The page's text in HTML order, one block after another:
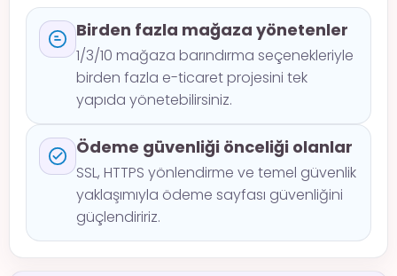
Birden fazla mağaza yönetenler
1/3/10 mağaza barındırma seçenekleriyle
birden fazla e-ticaret projesini tek
yapıda yönetebilirsiniz.
Ödeme güvenliği önceliği olanlar
SSL, HTTPS yönlendirme ve temel güvenlik
yaklaşımıyla ödeme sayfası güvenliğini
güçlendiririz.